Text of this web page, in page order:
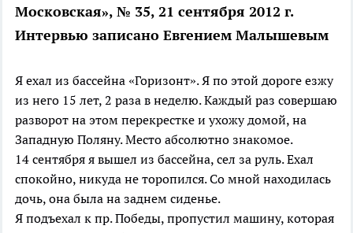
Московская», № 35, 21 сентября 2012 г.
Интервью записано Евгением Малышевым
Я ехал из бассейна «Горизонт». Я по этой дороге езжу
из него 15 лет, 2 раза в неделю. Каждый раз совершаю
разворот на этом перекрестке и ухожу домой, на
Западную Поляну. Место абсолютно знакомое.
14 сентября я вышел из бассейна, сел за руль. Ехал
спокойно, никуда не торопился. Со мной находилась
дочь, она была на заднем сиденье.
Я подъехал к пр. Победы, пропустил машину, которая